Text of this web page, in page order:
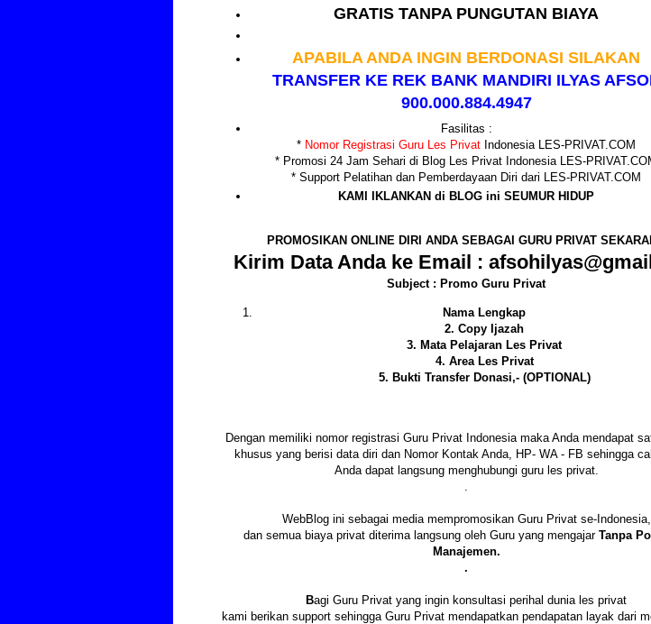
GRATIS TANPA PUNGUTAN BIAYA
APABILA ANDA INGIN BERDONASI SILAKAN
TRANSFER KE REK BANK MANDIRI ILYAS
900.000.884.4947
Fasilitas :
* Nomor Registrasi Guru Les Privat Indonesia LES-PRIVAT.COM
* Promosi 24 Jam Sehari di Blog Les Privat Indonesia LES-
* Support Pelatihan dan Pemberdayaan Diri dari LES-PRIVAT.COM
KAMI IKLANKAN di BLOG ini SEUMUR HIDUP
PROMOSIKAN ONLINE DIRI ANDA SEBAGAI GURU PRIVAT
Kirim Data Anda ke Email :
Subject : Promo Guru Privat
Nama Lengkap
2. Copy Ijazah
3. Mata Pelajaran Les Privat
4. Area Les Privat
5. Bukti Transfer Donasi,- (OPTIONAL)
Dengan memiliki nomor registrasi Guru Privat Indonesia maka Anda mendapat
khusus yang berisi data diri dan Nomor Kontak Anda, HP- WA - FB sehingga
Anda dapat langsung menghubungi guru les privat.
WebBlog ini sebagai media mempromosikan Guru Privat se-Indonesia,
dan semua biaya privat diterima langsung oleh Guru yang mengajar Tanpa
Manajemen.
.
Bagi Guru Privat yang ingin konsultasi perihal dunia les privat
kami berikan support sehingga Guru Privat mendapatkan pendapatan layak dari